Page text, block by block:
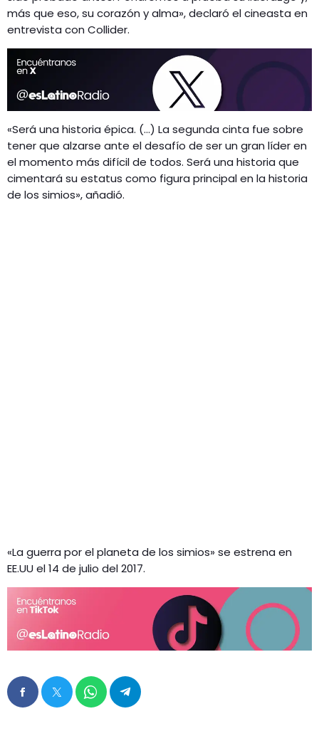
más que eso, su corazón y alma», declaró el cineasta en
entrevista con Collider.
«Será una historia épica. (…) La segunda cinta fue sobre
tener que alzarse ante el desafío de ser un gran líder en
el momento más difícil de todos. Será una historia que
cimentará su estatus como figura principal en la historia
de los simios», añadió.
«La guerra por el planeta de los simios» se estrena en
EE.UU el 14 de julio del 2017.